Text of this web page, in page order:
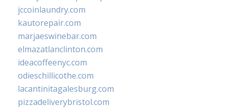
jccoinlaundry.com
kautorepair.com
marjaeswinebar.com
elmazatlanclinton.com
ideacoffeenyc.com
odieschillicothe.com
lacantinitagalesburg.com
pizzadeliverybristol.com